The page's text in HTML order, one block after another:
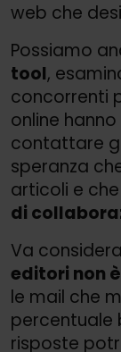
web che
Possiamo
tool,
concorrenti
online
contattare
speranza
articoli e
di
Va
editori non
le mail che
percentuale
risposte